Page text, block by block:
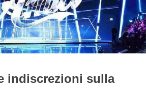
indiscrezioni sulla